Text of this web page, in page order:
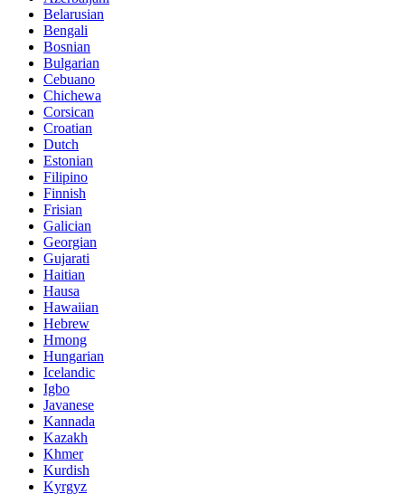
Belarusian
Bengali
Bosnian
Bulgarian
Cebuano
Chichewa
Corsican
Croatian
Dutch
Estonian
Filipino
Finnish
Frisian
Galician
Georgian
Gujarati
Haitian
Hausa
Hawaiian
Hebrew
Hmong
Hungarian
Icelandic
Igbo
Javanese
Kannada
Kazakh
Khmer
Kurdish
Kyrgyz